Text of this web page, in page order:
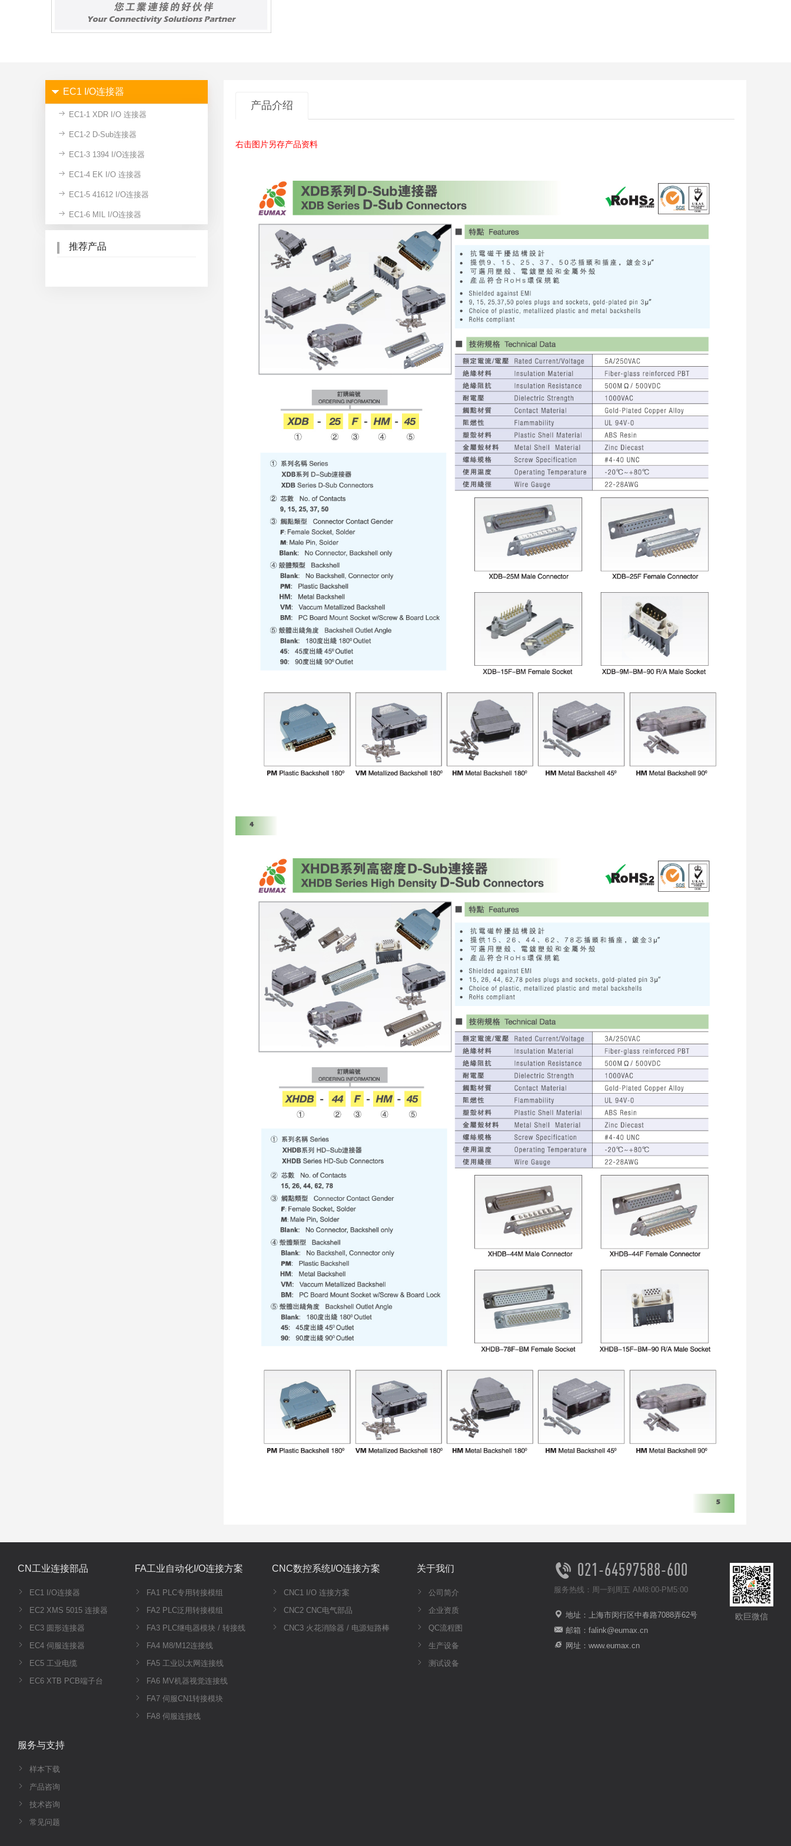
EC1 I/O连接器
EC1-1 XDR I/O 连接器
EC1-2 D-Sub连接器
EC1-3 1394 I/O连接器
EC1-4 EK I/O 连接器
EC1-5 41612 I/O连接器
EC1-6 MIL I/O连接器
推荐产品
产品介绍
右击图片另存产品资料
CN工业连接部品
EC1 I/O连接器
EC2 XMS 5015 连接器
EC3 圆形连接器
EC4 伺服连接器
EC5 工业电缆
EC6 XTB PCB端子台
FA工业自动化I/O连接方案
FA1 PLC专用转接模组
FA2 PLC泛用转接模组
FA3 PLC继电器模块 / 转接线
FA4 M8/M12连接线
FA5 工业以太网连接线
FA6 MV机器视觉连接线
FA7 伺服CN1转接模块
FA8 伺服连接线
CNC数控系统I/O连接方案
CNC1 I/O 连接方案
CNC2 CNC电气部品
CNC3 火花消除器 / 电源短路棒
关于我们
公司简介
企业资质
QC流程图
生产设备
测试设备
服务与支持
样本下载
产品咨询
技术咨询
常见问题
021-64597588-600
服务热线：周一到周五 AM8:00-PM5:00
地址：上海市闵行区中春路7088弄62号
邮箱：falink@eumax.cn
网址：www.eumax.cn
欧巨微信